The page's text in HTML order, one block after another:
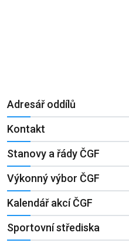
Adresář oddílů
Kontakt
Stanovy a řády ČGF
Výkonný výbor ČGF
Kalendář akcí ČGF
Sportovní střediska